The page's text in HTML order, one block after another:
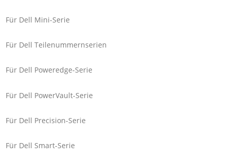
Für Dell Mini-Serie
Für Dell Teilenummernserien
Für Dell Poweredge-Serie
Für Dell PowerVault-Serie
Für Dell Precision-Serie
Für Dell Smart-Serie